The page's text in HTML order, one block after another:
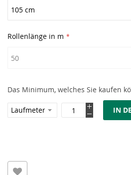
Rollenlänge in m
Das Minimum, welches Sie kaufen
IN